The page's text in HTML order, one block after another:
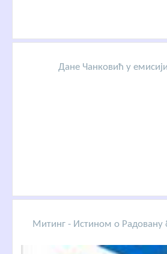
Дане Чанковић у
Митинг - Истином о Радовану